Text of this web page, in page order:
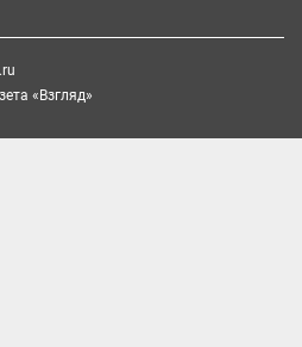
«Взгляд»